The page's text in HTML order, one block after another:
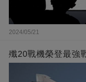
2024/05/21
殲20戰機榮登最強